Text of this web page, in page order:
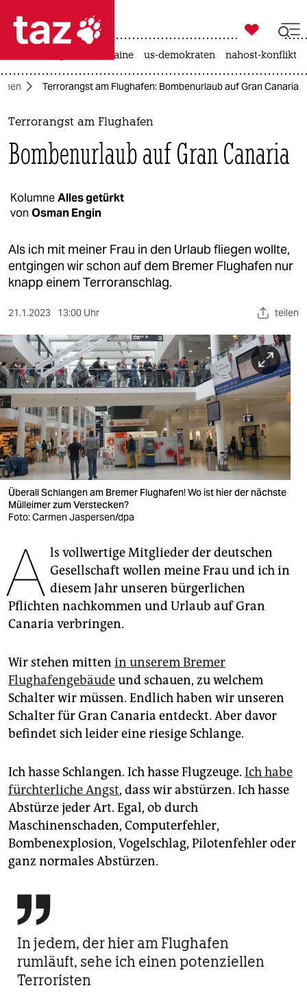
 taz zahl ich
taz zahl ich
themen
politik
gesellschaft
kultur
sport
berlin
nord
wahrheit
verlag
verlag
veranstaltungen
shop
fragen & hilfe
abo
genossenschaft
epaper login

taz zahl ich
krieg in der ukraine us-demokraten nahost-konflikt
Terrorangst am Flughafen: Bombenurlaub auf Gran Canaria
Terrorangst am Flughafen
Bombenurlaub auf Gran Canaria
KolumneAlles getürkt
von Osman Engin
Als ich mit meiner Frau in den Urlaub fliegen wollte,
entgingen wir schon auf dem Bremer Flughafen nur
knapp einem Terroranschlag.
21.1.2023 13:00 Uhr teilen
Überall Schlangen am Bremer Flughafen! Wo ist hier der nächste
Mülleimer zum Verstecken?
Foto: Carmen Jaspersen/dpa
A ls vollwertige Mitglieder der deutschen
Gesellschaft wollen meine Frau und ich in
diesem Jahr unseren bürgerlichen
Pflichten nachkommen und Urlaub auf Gran
Canaria verbringen.
Wir stehen mitten in unserem Bremer
Flughafengebäudeund schauen, zu welchem
Schalter wir müssen. Endlich haben wir unseren
Schalter für Gran Canaria entdeckt. Aber davor
befindet sich leider eine riesige Schlange.
Ich hasse Schlangen. Ich hasse Flugzeuge. Ich habe
fürchterliche Angst, dass wir abstürzen. Ich hasse
Abstürze jeder Art. Egal, ob durch
Maschinenschaden, Computerfehler,
Bombenexplosion, Vogelschlag, Pilotenfehler oder
ganz normales Abstürzen.

In jedem, der hier am Flughafen
rumläuft, sehe ich einen potenziellen
Terroristen